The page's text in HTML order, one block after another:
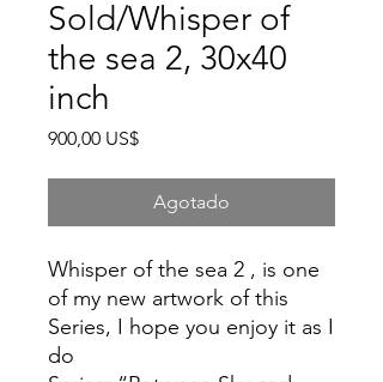
Sold/Whisper of
the sea 2, 30x40
inch
900,00 US$Precio
Agotado
Whisper of the sea 2 , is one
of my new artwork of this
Series, I hope you enjoy it as I
do